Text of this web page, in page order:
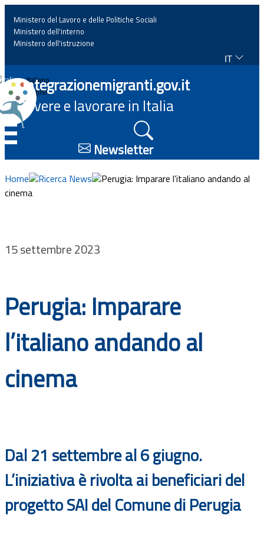
Home
News
Approfondimenti
Eventi
Progetti
Bandi
Guide
Ministero del Lavoro e delle Politiche Sociali
Ministero dell'interno
Ministero dell'istruzione
IT
Italiano
English
Integrazionemigranti.gov.it
Vivere e lavorare in Italia
Newsletter
Home Ricerca News
Perugia: Imparare l’italiano andando al
cinema
15 settembre 2023
Perugia: Imparare
l’italiano andando al
cinema
Dal 21 settembre al 6 giugno.
L’iniziativa è rivolta ai beneficiari del
progetto SAI del Comune di Perugia